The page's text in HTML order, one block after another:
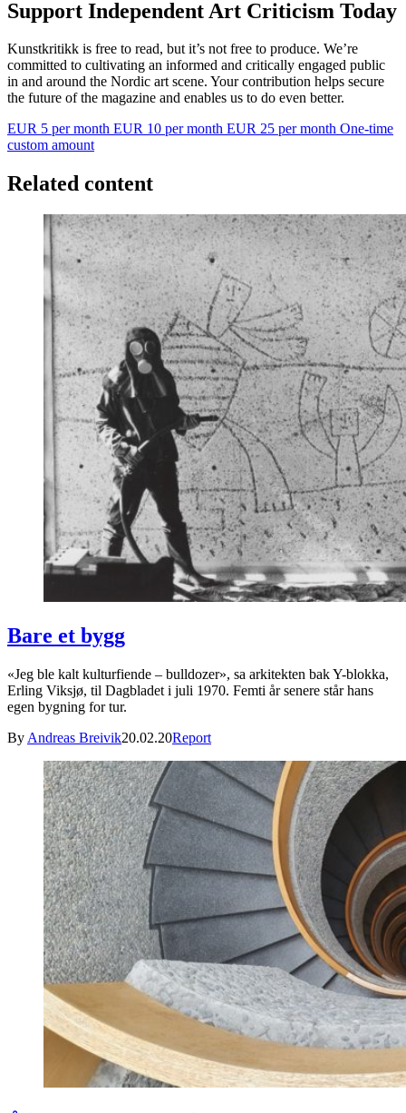
Support Independent Art Criticism Today
Kunstkritikk is free to read, but it’s not free to produce. We’re
committed to cultivating an informed and critically engaged public
in and around the Nordic art scene. Your contribution helps secure
the future of the magazine and enables us to do even better.
EUR 5 per month EUR 10 per month EUR 25 per month One-time
custom amount
Related content
Bare et bygg
«Jeg ble kalt kulturfiende – bulldozer», sa arkitekten bak Y-blokka,
Erling Viksjø, til Dagbladet i juli 1970. Femti år senere står hans
egen bygning for tur.
By Andreas Breivik20.02.20Report